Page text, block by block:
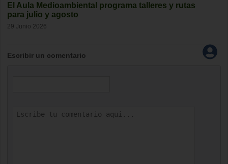
El Aula Medioambiental programa talleres y rutas
para julio y agosto
29 Junio 2026
Escribir un comentario